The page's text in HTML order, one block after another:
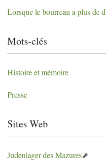
Lorsque le bourreau a plus de
Mots-clés
Histoire et mémoire
Presse
Sites Web
Judenlager des Mazures